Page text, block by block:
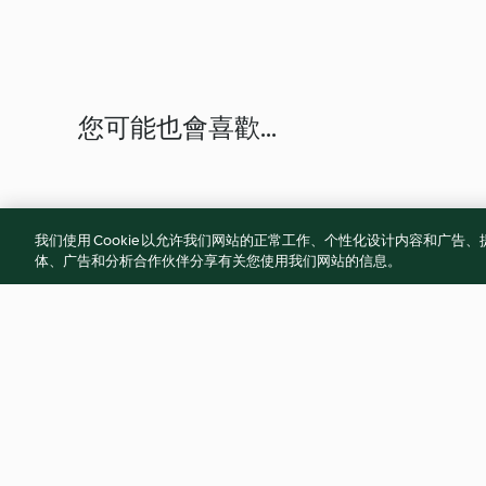
您可能也會喜歡...
我们使用 Cookie 以允许我们网站的正常工作、个性化设计内容和广告
体、广告和分析合作伙伴分享有关您使用我们网站的信息。